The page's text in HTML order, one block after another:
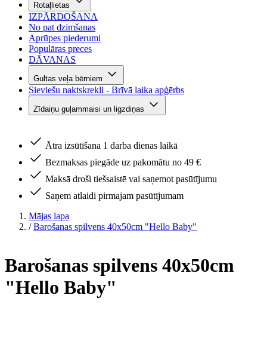
Rotaļlietas
IZPĀRDOŠANA
No pat dzimšanas
Aprūpes piederumi
Populāras preces
DĀVANAS
Gultas veļa bērniem
Sieviešu naktskrekli - Brīvā laika apģērbs
Zīdaiņu guļammaisi un ligzdiņas
Ātra izsūtīšana 1 darba dienas laikā
Bezmaksas piegāde uz pakomātu no 49 €
Maksā droši tiešsaistē vai saņemot pasūtījumu
Saņem atlaidi pirmajam pasūtījumam
Mājas lapa
/ Barošanas spilvens 40x50cm "Hello Baby"
Barošanas spilvens 40x50cm
"Hello Baby"